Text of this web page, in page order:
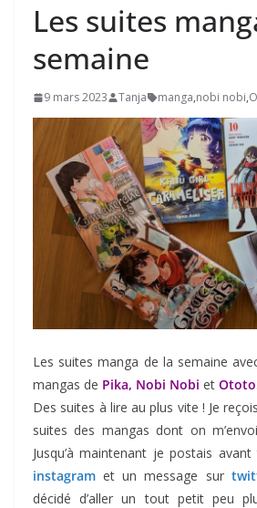
Les suites
semaine
9 mars 2023 Tanja manga,nobi nobi,
Les suites manga de la semaine
mangas de Pika, Nobi Nobi et Ototo
Des suites à lire au plus vite ! Je
suites des mangas dont on
Jusqu’à maintenant je postais
instagram et un message sur
décidé d’aller un tout petit peu